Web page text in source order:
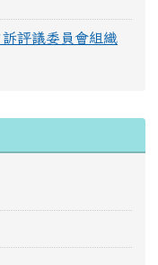
評議委員會組織